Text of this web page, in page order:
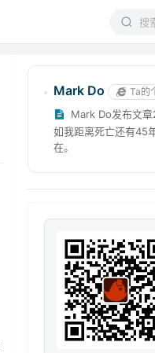
Mark Do Ta的
Mark Do发布文
如我距离死亡还有45
在。